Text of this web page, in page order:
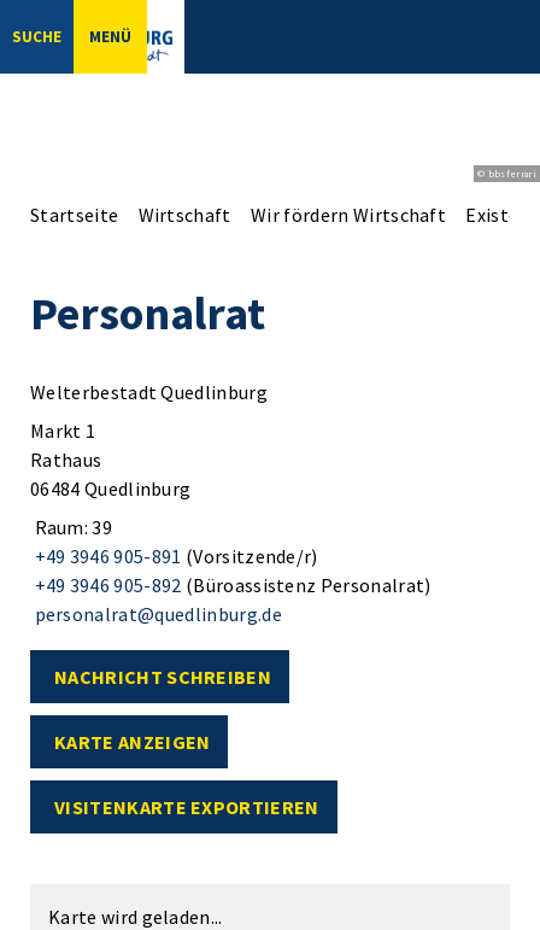
SUCHE MENÜ
© bbsferrari
Startseite Wirtschaft Wir fördern Wirtschaft
Personalrat
Welterbestadt Quedlinburg
Markt 1
Rathaus
06484 Quedlinburg
Raum: 39
+49 3946 905-891 (Vorsitzende/r)
+49 3946 905-892 (Büroassistenz Personalrat)
personalrat@quedlinburg.de
NACHRICHT SCHREIBEN
KARTE ANZEIGEN
VISITENKARTE EXPORTIEREN
Karte wird geladen...